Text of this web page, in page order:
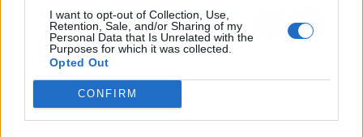
I want to opt-out of Collection, Use,
Retention, Sale, and/or Sharing of my
Personal Data that Is Unrelated with the
Purposes for which it was collected.
Opted Out
CONFIRM